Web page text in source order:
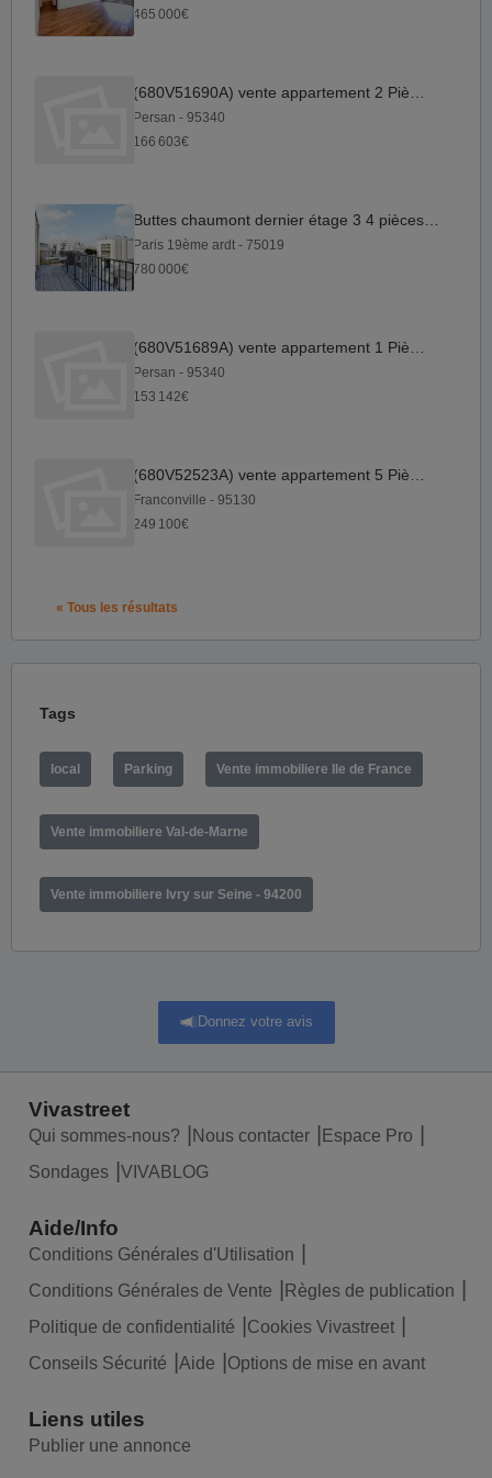
465 000€
Persan - 95340
166 603€
Paris 19ème ardt - 75019
780 000€
Persan - 95340
153 142€
Franconville - 95130
249 100€
« Tous les résultats
Tags
local Parking Vente immobiliere Ile de France
Vente immobiliere Val-de-Marne
Vente immobiliere Ivry sur Seine - 94200
Donnez votre avis
Vivastreet
Qui sommes-nous? Nous contacter
Espace Pro
Sondages
VIVABLOG
Aide/Info
Conditions Générales d'Utilisation
Conditions Générales de Vente
Règles de publication
Politique de confidentialité
Cookies Vivastreet
Conseils Sécurité
Aide Options de mise en avant
Liens utiles
Publier une annonce